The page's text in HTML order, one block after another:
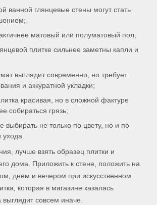
ванной глянцевые стены могут стать
матовый или полуматовый пол;
плитке сильнее заметны капли и
выглядит современно, но требует
и аккуратной укладки;
красивая, но в сложной фактуре
собираться грязь;
выбирать не только по цвету, но и по
ухода.
лучше взять образец плитки и
дома. Приложить к стене, положить на
днем и вечером при искусственном
которая в магазине казалась
совсем иначе.